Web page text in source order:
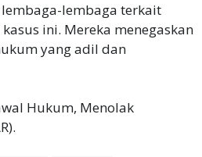
lembaga-lembaga terkait
ini. Mereka menegaskan
yang adil dan
Hukum, Menolak